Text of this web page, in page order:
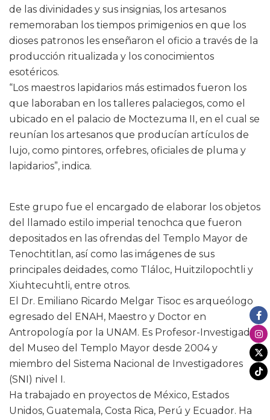
de las divinidades y sus insignias, los artesanos
rememoraban los tiempos primigenios en que los
dioses patronos les enseñaron el oficio a través de la
producción ritualizada y los conocimientos
esotéricos.
“Los maestros lapidarios más estimados fueron los
que laboraban en los talleres palaciegos, como el
ubicado en el palacio de Moctezuma II, en el cual se
reunían los artesanos que producían artículos de
lujo, como pintores, orfebres, oficiales de pluma y
lapidarios”, indica.
Este grupo fue el encargado de elaborar los objetos
del llamado estilo imperial tenochca que fueron
depositados en las ofrendas del Templo Mayor de
Tenochtitlan, así como las imágenes de sus
principales deidades, como Tláloc, Huitzilopochtli y
Xiuhtecuhtli, entre otros.
El Dr. Emiliano Ricardo Melgar Tisoc es arqueólogo
egresado del ENAH, Maestro y Doctor en
Antropología por la UNAM. Es Profesor-Investigador
del Museo del Templo Mayor desde 2004 y
miembro del Sistema Nacional de Investigadores
(SNI) nivel I.
Ha trabajado en proyectos de México, Estados
Unidos, Guatemala, Costa Rica, Perú y Ecuador. Ha